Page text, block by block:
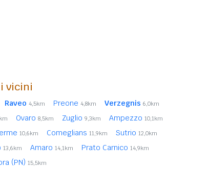
vicini
Raveo 4,5km Preone 4,8km Verzegnis 6,0km
Ovaro 8,5km Zuglio 9,3km Ampezzo 10,1km
10,6km Comeglians 11,9km Sutrio 12,0km
13,6km Amaro 14,1km Prato Carnico 14,9km
(PN) 15,5km